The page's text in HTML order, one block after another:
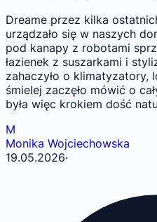
Dreame przez kilka
urządzało się w naszych
pod kanapy z robotami
łazienek z suszarkami i
zahaczyło o klimatyzatory,
śmielej zaczęło mówić o
była więc krokiem dość
M
Monika Wojciechowska
19.05.2026·